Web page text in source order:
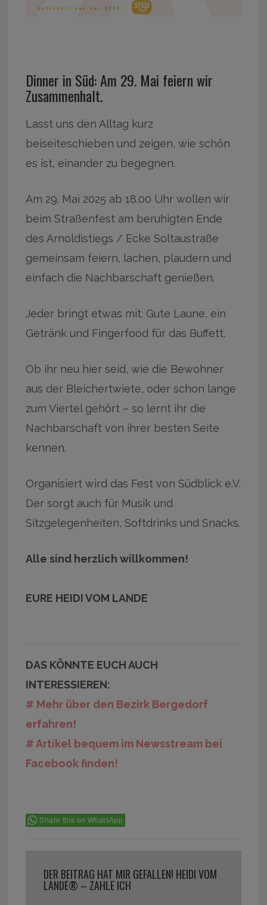
Dinner in Süd: Am 29. Mai feiern wir
Zusammenhalt.
Lasst uns den Alltag kurz
beiseiteschieben und zeigen, wie schön
es ist, einander zu begegnen.
Am 29. Mai 2025 ab 18.00 Uhr wollen wir
beim Straßenfest am beruhigten Ende
des Arnoldistiegs / Ecke Soltaustraße
gemeinsam feiern, lachen, plaudern und
einfach die Nachbarschaft genießen.
Jeder bringt etwas mit: Gute Laune, ein
Getränk und Fingerfood für das Buffett.
Ob ihr neu hier seid, wie die Bewohner
aus der Bleichertwiete, oder schon lange
zum Viertel gehört – so lernt ihr die
Nachbarschaft von ihrer besten Seite
kennen.
Organisiert wird das Fest von Südblick e.V.
Der sorgt auch für Musik und
Sitzgelegenheiten, Softdrinks und Snacks.
Alle sind herzlich willkommen!
EURE HEIDI VOM LANDE
DAS KÖNNTE EUCH AUCH
INTERESSIEREN:
# Mehr über den Bezirk Bergedorf
erfahren!
# Artikel bequem im Newsstream bei
Facebook finden!
Share this on WhatsApp
DER BEITRAG HAT MIR GEFALLEN! HEIDI VOM
LANDE® – ZAHLE ICH